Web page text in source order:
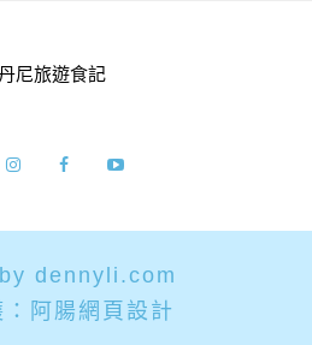
dennyli.com
阿腸網頁設計